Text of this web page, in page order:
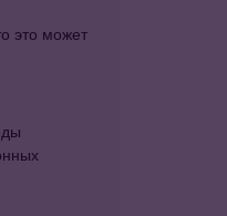
это может